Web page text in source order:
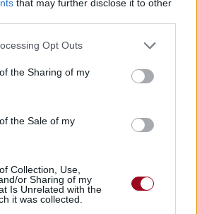
that may further disclose it to other
Opt Outs
the Sharing of my
the Sale of my
Collection, Use,
or Sharing of my
Is Unrelated with the
it was collected.
Téléchargement
Vidéos
traduction